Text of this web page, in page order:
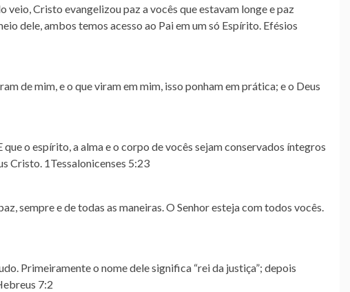
veio, Cristo evangelizou paz a vocês que estavam longe e paz
dele, ambos temos acesso ao Pai em um só Espírito. Efésios
de mim, e o que viram em mim, isso ponham em prática; e o Deus
o espírito, a alma e o corpo de vocês sejam conservados íntegros
Cristo. 1Tessalonicenses 5:23
sempre e de todas as maneiras. O Senhor esteja com todos vocês.
Primeiramente o nome dele significa “rei da justiça”; depois
7:2